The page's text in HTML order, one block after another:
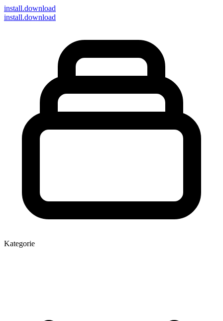
install.download
install.download
Kategorie